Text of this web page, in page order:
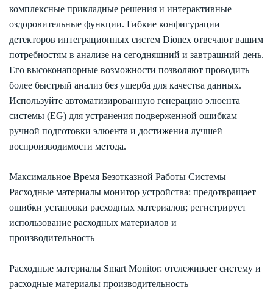
комплексные прикладные решения и интерактивные
оздоровительные функции. Гибкие конфигурации
детекторов интеграционных систем Dionex отвечают вашим
потребностям в анализе на сегодняшний и завтрашний день.
Его высоконапорные возможности позволяют проводить
более быстрый анализ без ущерба для качества данных.
Используйте автоматизированную генерацию элюента
системы (EG) для устранения подверженной ошибкам
ручной подготовки элюента и достижения лучшей
воспроизводимости метода.
Максимальное Время Безотказной Работы Системы
Расходные материалы монитор устройства: предотвращает
ошибки установки расходных материалов; регистрирует
использование расходных материалов и
производительность
Расходные материалы Smart Monitor: отслеживает систему и
расходные материалы производительность